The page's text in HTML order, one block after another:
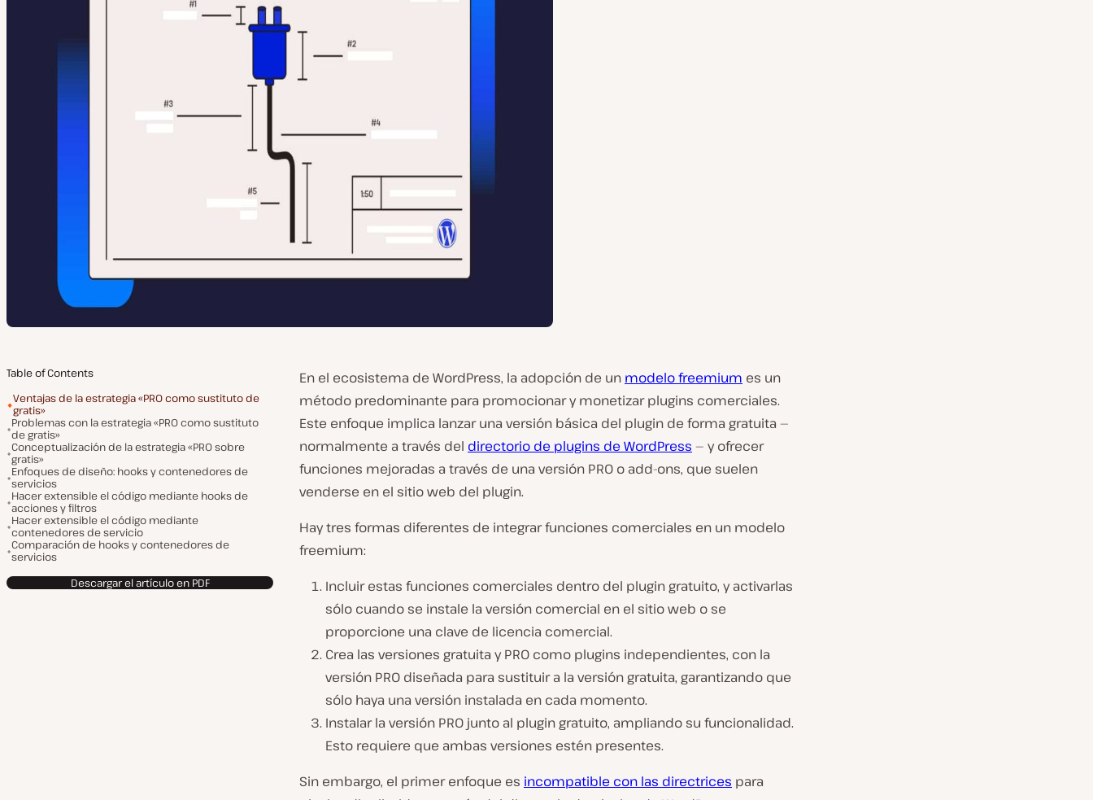
Table of Contents
Ventajas de la estrategia «PRO como sustituto de
gratis»
Problemas con la estrategia «PRO como sustituto
de gratis»
Conceptualización de la estrategia «PRO sobre
gratis»
Enfoques de diseño: hooks y contenedores de
servicios
Hacer extensible el código mediante hooks de
acciones y filtros
Hacer extensible el código mediante
contenedores de servicio
Comparación de hooks y contenedores de
servicios
Descargar el artículo en PDF
En el ecosistema de WordPress, la adopción de un modelo freemium es un
método predominante para promocionar y monetizar plugins comerciales.
Este enfoque implica lanzar una versión básica del plugin de forma gratuita —
normalmente a través del directorio de plugins de WordPress — y ofrecer
funciones mejoradas a través de una versión PRO o add-ons, que suelen
venderse en el sitio web del plugin.
Hay tres formas diferentes de integrar funciones comerciales en un modelo
freemium:
Incluir estas funciones comerciales dentro del plugin gratuito, y activarlas
sólo cuando se instale la versión comercial en el sitio web o se
proporcione una clave de licencia comercial.
Crea las versiones gratuita y PRO como plugins independientes, con la
versión PRO diseñada para sustituir a la versión gratuita, garantizando que
sólo haya una versión instalada en cada momento.
Instalar la versión PRO junto al plugin gratuito, ampliando su funcionalidad.
Esto requiere que ambas versiones estén presentes.
Sin embargo, el primer enfoque es incompatible con las directrices para